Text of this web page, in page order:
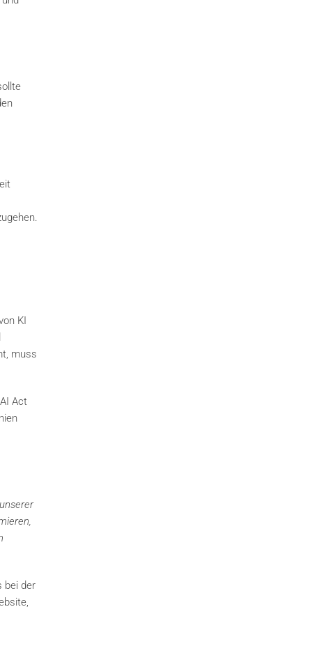
KI
muss
Act
bei der